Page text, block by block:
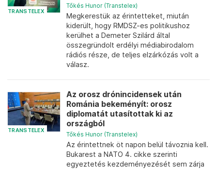
TRANSTELEX
Tőkés Hunor (Transtelex)
Megkerestük az érintetteket, miután
kiderült, hogy RMDSZ-es politikushoz
kerülhet a Demeter Szilárd által
összegründolt erdélyi médiabirodalom
rádiós része, de teljes elzárkózás volt a
válasz.
TRANSTELEX
Az orosz drónincidensek után
Románia bekeményít: orosz
diplomatát utasítottak ki az
országból
Tőkés Hunor (Transtelex)
Az érintettnek öt napon belül távoznia kell.
Bukarest a NATO 4. cikke szerinti
egyeztetés kezdeményezését sem zárja